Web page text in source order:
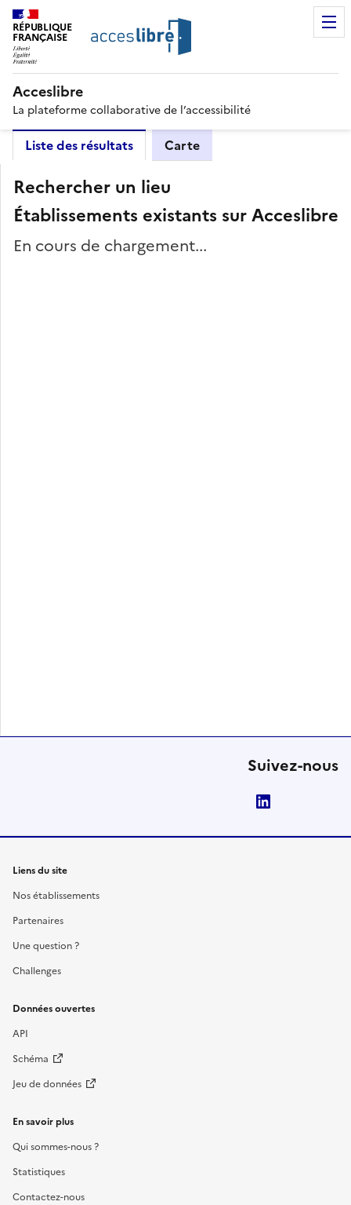
RÉPUBLIQUE
FRANÇAISE
Acceslibre
La plateforme collaborative de l’accessibilité
Liste des résultats Carte
Rechercher un lieu
Établissements existants sur Acceslibre
En cours de chargement...
Suivez-nous
Liens du site
Nos établissements
Partenaires
Une question ?
Challenges
Données ouvertes
API
Schéma
Jeu de données
En savoir plus
Qui sommes-nous ?
Statistiques
Contactez-nous